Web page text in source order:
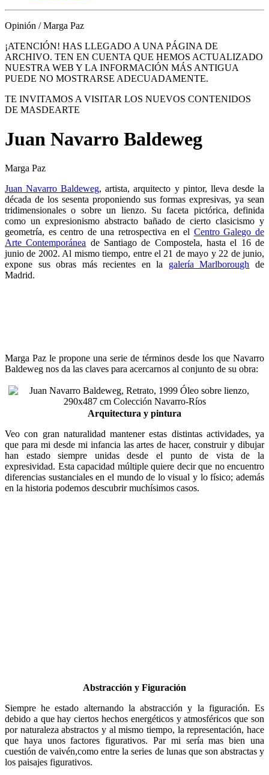
Opinión / Marga Paz
¡ATENCIÓN! HAS LLEGADO A UNA PÁGINA DE
ARCHIVO. TEN EN CUENTA QUE HEMOS ACTUALIZADO
NUESTRA WEB Y LA INFORMACIÓN MÁS ANTIGUA
PUEDE NO MOSTRARSE ADECUADAMENTE.
TE INVITAMOS A VISITAR LOS NUEVOS CONTENIDOS
DE MASDEARTE
Juan Navarro Baldeweg
Marga Paz
Juan Navarro Baldeweg, artista, arquitecto y pintor, lleva desde la
década de los sesenta proponiendo sus formas expresivas, ya sean
tridimensionales o sobre un lienzo. Su faceta pictórica, definida
como un expresionismo abstracto bañado de cierto clasicismo y
geometría, es centro de una retrospectiva en el Centro Galego de
Arte Contemporánea de Santiago de Compostela, hasta el 16 de
junio de 2002. Al mismo tiempo, entre el 21 de mayo y 22 de junio,
expone sus obras más recientes en la galería Marlborough de
Madrid.
Marga Paz le propone una serie de términos desde los que Navarro
Baldeweg nos da las claves para acercarnos al conjunto de su obra:
Arquitectura y pintura
Veo con gran naturalidad mantener estas distintas actividades, ya
que para mi desde mi infancia las artes de hacer, construir y dibujar
han estado siempre unidas desde el punto de vista de la
expresividad. Esta capacidad múltiple quiere decir que no encuentro
diferencias sustanciales en el mundo de lo visual y lo físico; además
en la historia podemos descubrir muchísimos casos.